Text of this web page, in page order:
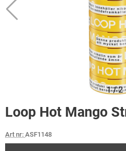
1/2
Loop Hot Mango
Art nr: ASF1148